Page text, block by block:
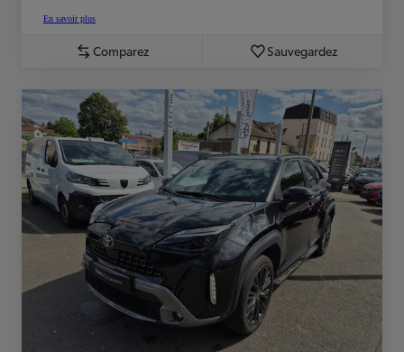
En savoir plus
Comparez Sauvegardez